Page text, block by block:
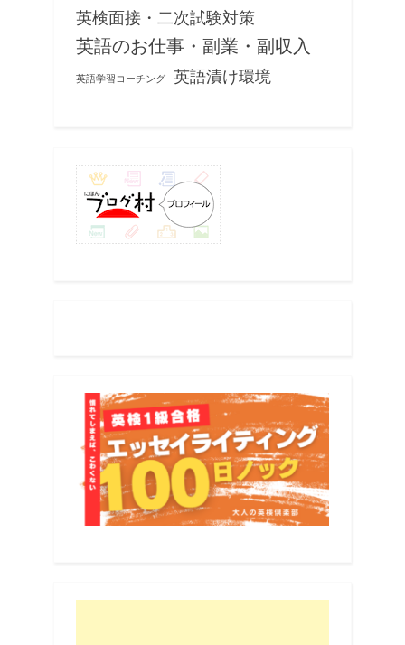
英検面接・二次試験対策
英語のお仕事・副業・副収入
英語学習コーチング 英語漬け環境